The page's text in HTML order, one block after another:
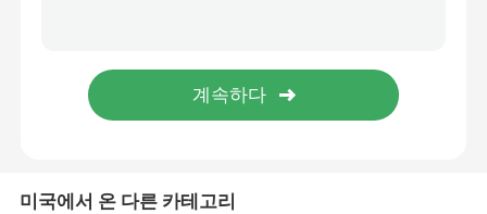
미국에서 온 다른 카테고리